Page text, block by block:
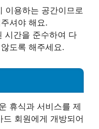
이용하는 공간이므로
셔야 해요.
시간을 준수하여 다
도록 해주세요.
휴식과 서비스를 제
회원에게 개방되어